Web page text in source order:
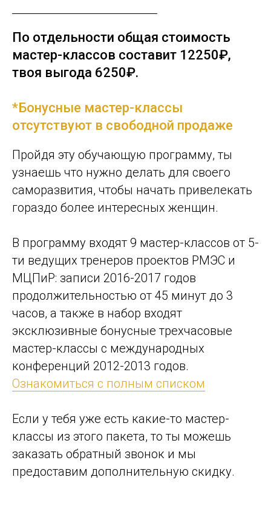
По отдельности общая стоимость
мастер-классов составит 12250₽,
твоя выгода 6250₽.
*Бонусные мастер-классы
отсутствуют в свободной продаже
Пройдя эту обучающую программу, ты
узнаешь что нужно делать для своего
саморазвития, чтобы начать привелекать
гораздо более интересных женщин.
В программу входят 9 мастер-классов от 5-
ти ведущих тренеров проектов РМЭС и
МЦПиР: записи 2016-2017 годов
продолжительностью от 45 минут до 3
часов, а также в набор входят
эксклюзивные бонусные трехчасовые
мастер-классы с международных
конференций 2012-2013 годов.
Ознакомиться с полным списком
Если у тебя уже есть какие-то мастер-
классы из этого пакета, то ты можешь
заказать обратный звонок и мы
предоставим дополнительную скидку.